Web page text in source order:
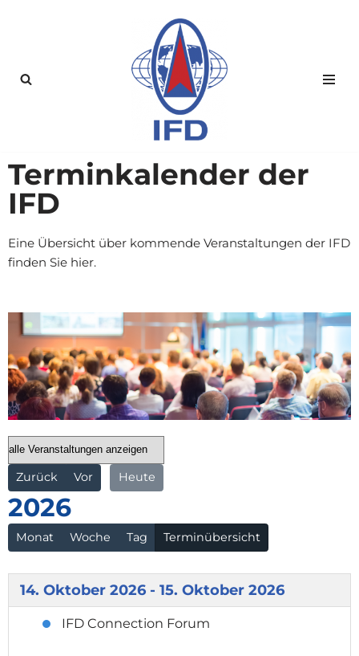
springen
Terminkalender der
IFD
Eine Übersicht über kommende Veranstaltungen der IFD
finden Sie hier.
Zurück Vor Heute
2026
Monat Woche Tag Terminübersicht
14. Oktober 2026 - 15. Oktober 2026
IFD Connection Forum